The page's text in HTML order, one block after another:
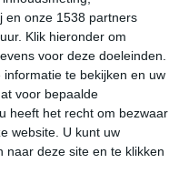
en onze 1538 partners
Klik hieronder om
voor deze doeleinden.
te bekijken en uw
voor bepaalde
heeft het recht om bezwaar
website. U kunt uw
naar deze site en te klikken
april